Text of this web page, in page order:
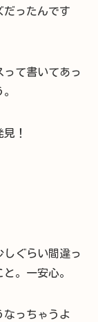
だったんです
て書いてあっ
！
ぐらい間違っ
。一安心。
なっちゃうよ